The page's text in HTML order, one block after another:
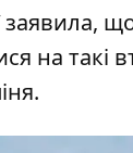
на такі
.